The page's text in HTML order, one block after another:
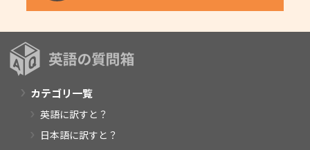
カテゴリ一覧
英語に訳すと？
日本語に訳すと？